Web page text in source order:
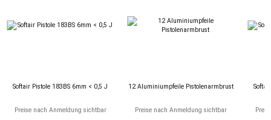
Softair Pistole 183BS 6mm < 0,5 J
Preise nach Anmeldung sichtbar
12 Aluminiumpfeile Pistolenarmbrust
Preise nach Anmeldung sichtbar